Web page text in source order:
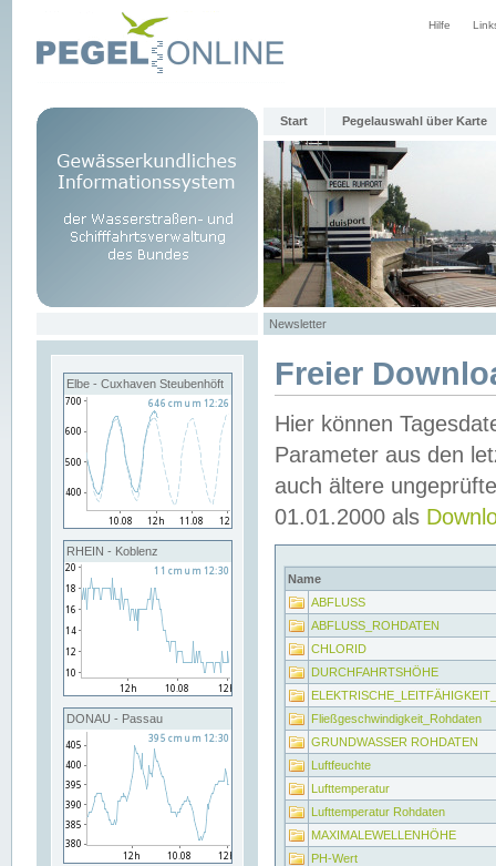
Hilfe
Start Pegelauswahl über Karte
Newsletter
Elbe - Cuxhaven Steubenhöft
RHEIN - Koblenz
DONAU - Passau
Freier
Hier können
Parameter aus den
auch ältere
01.01.2000 als
Name
ABFLUSS
ABFLUSS_ROHDATEN
CHLORID
DURCHFAHRTSHÖHE
Fließgeschwindigkeit_Rohdaten
GRUNDWASSER ROHDATEN
Luftfeuchte
Lufttemperatur
Lufttemperatur Rohdaten
MAXIMALEWELLENHÖHE
PH-Wert